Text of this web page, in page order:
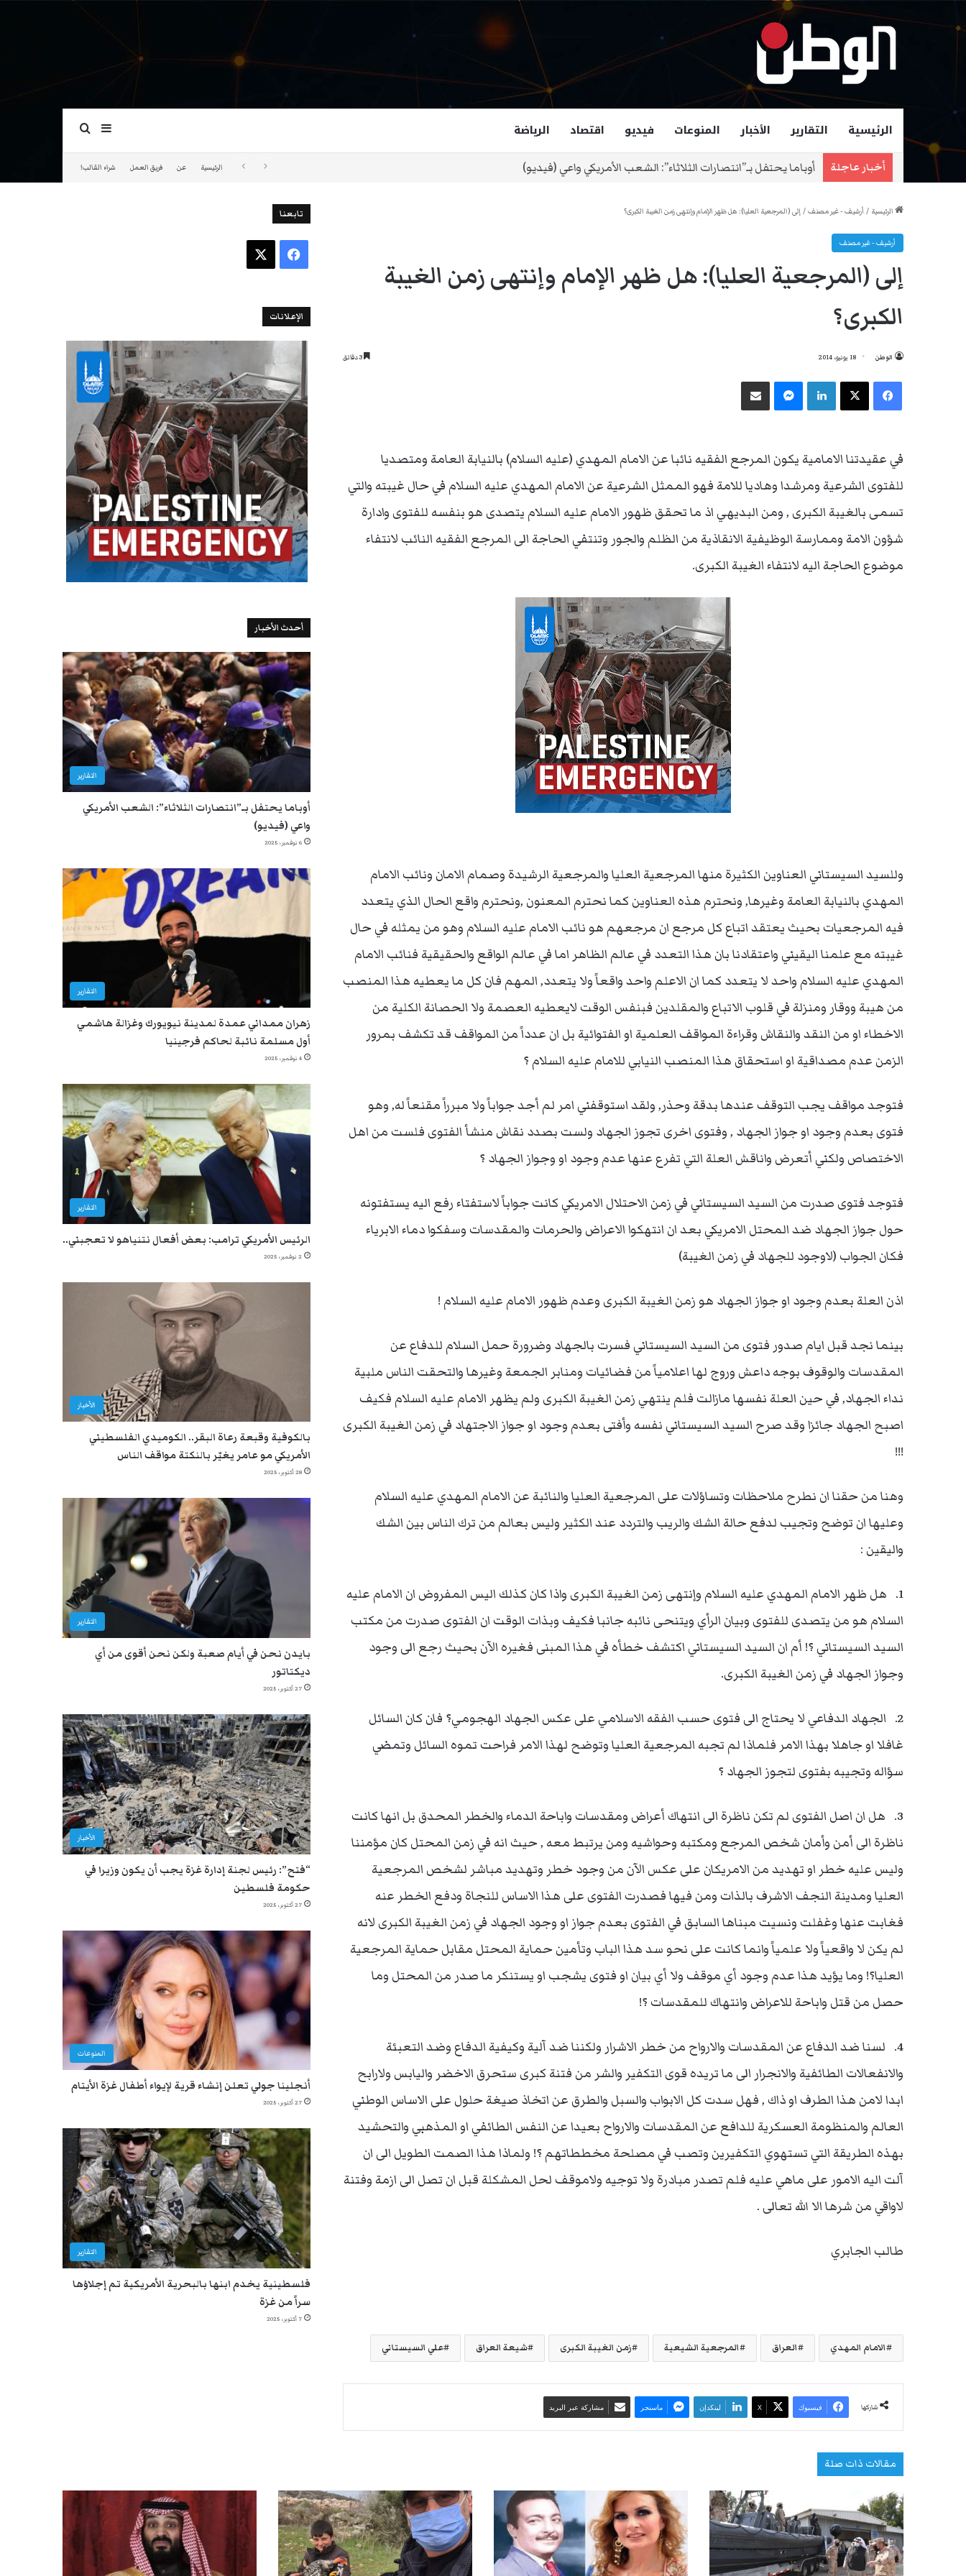
الرئيسية التقارير الأخبار المنوعات فيديو اقتصاد الرياضة إضافة عمود جانبي
بحث عن
أخبار عاجلة زهران ممداني عمدة لمدينة نيويورك وغزالة هاشمي أول مسلمة نائبة لحاكم فرجينيا الرئيسية عن فريق العمل شراء القالب!
الرئيسية / أرشيف - غير مصنف/إلى (المرجعية العليا): هل ظهر الإمام وإنتهى زمن الغيبة الكبرى؟
أرشيف - غير مصنف
إلى (المرجعية العليا): هل ظهر الإمام وإنتهى زمن الغيبة
الكبرى؟
الوطن 18 يونيو، 2014
فيسبوك ‫X لينكدإن ماسنجر مشاركة عبر البريد
في عقيدتنا الامامية يكون المرجع الفقيه نائبا عن الامام المهدي (عليه السلام) بالنيابة العامة ومتصديا
للفتوى الشرعية ومرشدا وهاديا للامة فهو الممثل الشرعية عن الامام المهدي عليه السلام في حال غيبته والتي
تسمى بالغيبة الكبرى , ومن البديهي اذ ما تحقق ظهور الامام عليه السلام يتصدى هو بنفسه للفتوى وادارة
شؤون الامة وممارسة الوظيفية الانقاذية من الظلم والجور وتنتفي الحاجة الى المرجع الفقيه النائب لانتفاء
موضوع الحاجة اليه لانتفاء الغيبة الكبرى.
وللسيد السيستاني العناوين الكثيرة منها المرجعية العليا والمرجعية الرشيدة وصمام الامان ونائب الامام
المهدي بالنيابة العامة وغيرها, ونحترم هذه العناوين كما نحترم المعنون ,ونحترم واقع الحال الذي يتعدد
فيه المرجعيات بحيث يعتقد اتباع كل مرجع ان مرجعهم هو نائب الامام عليه السلام وهو من يمثله في حال
غيبته مع علمنا اليقيني واعتقادنا بان هذا التعدد في عالم الظاهر اما في عالم الواقع والحقيقية فنائب الامام
المهدي عليه السلام واحد لا يتعدد كما ان الاعلم واحد واقعاً ولا يتعدد, المهم فان كل ما يعطيه هذا المنصب
من هيبة ووقار ومنزلة في قلوب الاتباع والمقلدين فبنفس الوقت لايعطيه العصمة ولا الحصانة الكلية من
الاخطاء او من النقد والنقاش وقراءة المواقف العلمية او الفتوائية بل ان عدداً من المواقف قد تكشف بمرور
الزمن عدم مصداقية او استحقاق هذا المنصب النيابي للامام عليه السلام ؟
فتوجد مواقف يجب التوقف عندها بدقة وحذر, ولقد استوقفني امر لم أجد جواباً ولا مبرراً مقنعاً له, وهو
فتوى بعدم وجود او جواز الجهاد , وفتوى اخرى تجوز الجهاد ولست بصدد نقاش منشأ الفتوى فلست من اهل
الاختصاص ولكني أتعرض واناقش العلة التي تفرع عنها عدم وجود او وجواز الجهاد ؟
فتوجد فتوى صدرت من السيد السيستاني في زمن الاحتلال الامريكي كانت جواباً لاستفتاء رفع اليه يستفتونه
حول جواز الجهاد ضد المحتل الامريكي بعد ان انتهكوا الاعراض والحرمات والمقدسات وسفكوا دماء الابرياء
فكان الجواب (لاوجود للجهاد في زمن الغيبة)
اذن العلة بعدم وجود او جواز الجهاد هو زمن الغيبة الكبرى وعدم ظهور الامام عليه السلام !
بينما نجد قبل ايام صدور فتوى من السيد السيستاني فسرت بالجهاد وضرورة حمل السلام للدفاع عن
المقدسات والوقوف بوجه داعش وروج لها اعلامياً من فضائيات ومنابر الجمعة وغيرها والتحقت الناس ملبية
نداء الجهاد, في حين العلة نفسها مازالت فلم ينتهي زمن الغيبة الكبرى ولم يظهر الامام عليه السلام فكيف
اصبح الجهاد جائزا وقد صرح السيد السيستاني نفسه وأفتى بعدم وجود او جواز الاجتهاد في زمن الغيبة الكبرى
!!!
وهنا من حقنا ان نطرح ملاحظات وتساؤلات على المرجعية العليا والنائبة عن الامام المهدي عليه السلام
وعليها ان توضح وتجيب لدفع حالة الشك والريب والتردد عند الكثير وليس بعالم من ترك الناس بين الشك
واليقين :
1. هل ظهر الامام المهدي عليه السلام وإنتهى زمن الغيبة الكبرى واذا كان كذلك اليس المفروض ان الامام عليه
السلام هو من يتصدى للفتوى وبيان الرأي ويتنحى نائبه جانبا فكيف وبذات الوقت ان الفتوى صدرت من مكتب
السيد السيستاني ؟! أم ان السيد السيستاني اكتشف خطأه في هذا المبنى فغيره الآن بحيث رجع الى وجود
وجواز الجهاد في زمن الغيبة الكبرى.
2. الجهاد الدفاعي لا يحتاج الى فتوى حسب الفقه الاسلامي على عكس الجهاد الهجومي؟ فان كان السائل
غافلا او جاهلا بهذا الامر فلماذا لم تجبه المرجعية العليا وتوضح لهذا الامر فراحت تموه السائل وتمضي
سؤاله وتجيبه بفتوى لتجوز الجهاد ؟
3. هل ان اصل الفتوى لم تكن ناظرة الى انتهاك أعراض ومقدسات واباحة الدماء والخطر المحدق بل انها كانت
ناظرة الى أمن وأمان شخص المرجع ومكتبه وحواشيه ومن يرتبط معه , حيث انه في زمن المحتل كان مؤمننا
وليس عليه خطر او تهديد من الامريكان على عكس الآن من وجود خطر وتهديد مباشر لشخص المرجعية
العليا ومدينة النجف الاشرف بالذات ومن فيها فصدرت الفتوى على هذا الاساس للنجاة ودفع الخطر عنه
فغابت عنها وغفلت ونسيت مبناها السابق في الفتوى بعدم جواز او وجود الجهاد في زمن الغيبة الكبرى لانه
لم يكن لا واقعياً ولا علمياً وانما كانت على نحو سد هذا الباب وتأمين حماية المحتل مقابل حماية المرجعية
العليا؟! وما يؤيد هذا عدم وجود أي موقف ولا أي بيان او فتوى يشجب او يستنكر ما صدر من المحتل وما
حصل من قتل واباحة للاعراض وانتهاك للمقدسات ؟!
4. لسنا ضد الدفاع عن المقدسات والارواح من خطر الاشرار ولكننا ضد آلية وكيفية الدفاع وضد التعبئة
والانفعالات الطائفية والانجرار الى ما تريده قوى التكفير والشر من فتنة كبرى ستحرق الاخضر واليابس ولارابح
ابدا لامن هذا الطرف او ذاك , فهل سدت كل الابواب والسبل والطرق عن اتخاذ صيغة حلول على الاساس الوطني
العالم والمنظومة العسكرية للدافع عن المقدسات والارواح بعيدا عن النفس الطائفي او المذهبي والتحشيد
بهذه الطريقة التي تستهوي التكفيرين وتصب في مصلحة مخططاتهم ؟! ولماذا هذا الصمت الطويل الى ان
آلت اليه الامور على ماهي عليه فلم تصدر مبادرة ولا توجيه ولاموقف لحل المشكلة قبل ان تصل الى ازمة وفتنة
لاواقي من شرها الا الله تعالى .
طالب الجابري
الامام المهدي العراق المرجعية الشيعية زمن الغيبة الكبرى شيعة العراق علي السيستاني
شاركها فيسبوك ‫X لينكدإن ماسنجر مشاركة عبر البريد
تابعنا
فيسبوك
الإعلانات
أحدث الأخبار
التقارير
أوباما يحتفل بـ”انتصارات الثلاثاء”: الشعب الأمريكي
واعي (فيديو)
6 نوفمبر، 2025
التقارير
زهران ممداني عمدة لمدينة نيويورك وغزالة هاشمي
أول مسلمة نائبة لحاكم فرجينيا
4 نوفمبر، 2025
التقارير
الرئيس الأمريكي ترامب: بعض أفعال نتنياهو لا تعجبني..
2 نوفمبر، 2025
الأخبار
بالكوفية وقبعة رعاة البقر.. الكوميدي الفلسطيني
الأمريكي مو عامر يغيّر بالنكتة مواقف الناس
28 أكتوبر، 2025
التقارير
بايدن نحن في أيام صعبة ولكن نحن أقوى من أي
ديكتاتور
27 أكتوبر، 2025
الأخبار
“فتح”: رئيس لجنة إدارة غزة يجب أن يكون وزيرا في
حكومة فلسطين
27 أكتوبر، 2025
المنوعات
أنجلينا جولي تعلن إنشاء قرية لإيواء أطفال غزة الأيتام
27 أكتوبر، 2025
التقارير
فلسطينية يخدم ابنها بالبحرية الأمريكية تم إجلاؤها
سراً من غزة
7 أكتوبر، 2025
مقالات ذات صلة